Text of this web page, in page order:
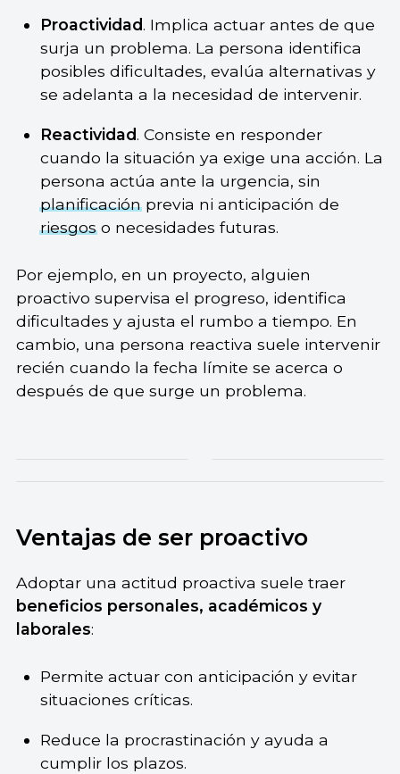
Proactividad. Implica actuar antes de que
surja un problema. La persona identifica
posibles dificultades, evalúa alternativas y
se adelanta a la necesidad de intervenir.
Reactividad. Consiste en responder
cuando la situación ya exige una acción. La
persona actúa ante la urgencia, sin
planificaciónprevia ni anticipación de
riesgoso necesidades futuras.
Por ejemplo, en un proyecto, alguien
proactivo supervisa el progreso, identifica
dificultades y ajusta el rumbo a tiempo. En
cambio, una persona reactiva suele intervenir
recién cuando la fecha límite se acerca o
después de que surge un problema.
Ventajas de ser proactivo
Adoptar una actitud proactiva suele traer
beneficios personales, académicos y
laborales:
Permite actuar con anticipación y evitar
situaciones críticas.
Reduce la procrastinación y ayuda a
cumplir los plazos.